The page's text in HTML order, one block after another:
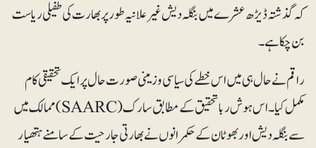
کہ گذشتہ ڈیڑھ عشرے میں بنگلہ دیش غیرعلانیہ طور پر بھارت کی طفیلی ریاست
بن چکا ہے۔
راقم نے حال ہی میں اس خطے کی سیاسی و زمینی صورت حال پر ایک تحقیقی کام
مکمل کیا۔ اس ہوش ربا تحقیق کے مطابق سارک ( SAARC) ممالک میں
سے بنگلہ دیش اور بھوٹان کے حکمرانوں نے بھارتی جارحیت کے سامنے ہتھیار